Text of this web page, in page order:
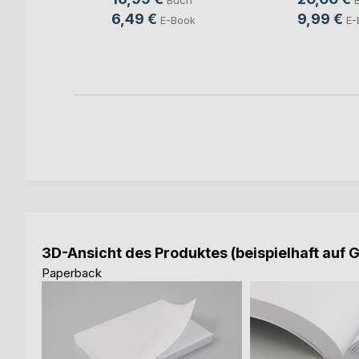
6,49 € E-Book 9,99 €
3D-Ansicht des Produktes (beispielhaft auf
Paperback